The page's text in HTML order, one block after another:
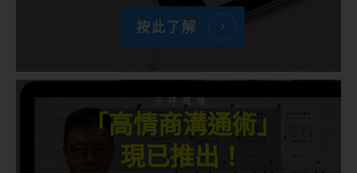
按此了解
千呼萬喚
「高情商溝通術」
現已推出！